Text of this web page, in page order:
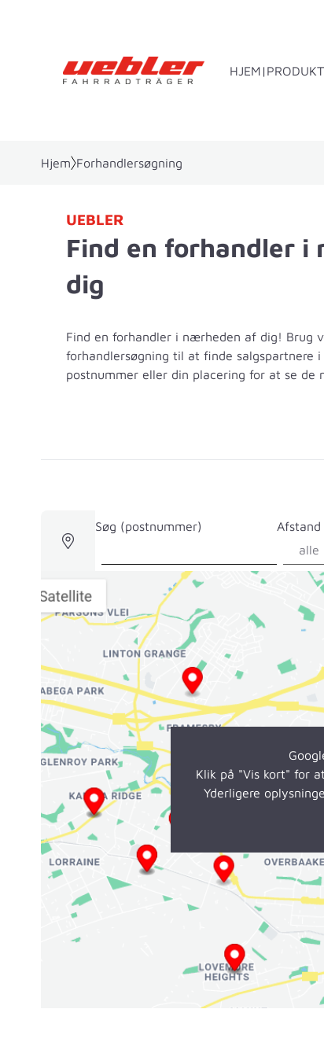
HJEM
Hjem Forhandlersøgning
UEBLER
Find en forhandler i
dig
Find en forhandler i nærheden af dig! Brug
forhandlersøgning til at finde salgspartnere
postnummer eller din placering for at se de
Søg (postnummer) Afstand
Klik på "Vis kort" for
Yderligere